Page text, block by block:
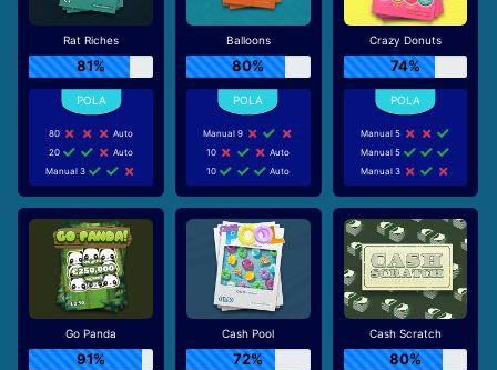
Rat Riches
81%
80
Auto
20
Auto
Manual 3
Balloons
80%
Manual 9
10
Auto
10
Auto
Crazy Donuts
74%
Manual 5
Manual 5
Manual 3
Go Panda
91%
Cash Pool
72%
Cash Scratch
80%